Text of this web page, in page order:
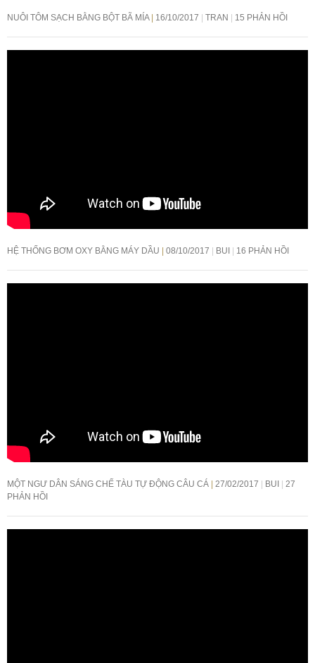
NUÔI TÔM SẠCH BẰNG BỘT BÃ MÍA 16/10/2017 TRAN 15 PHẢN HỒI
HỆ THỐNG BƠM OXY BẰNG MÁY DẦU 08/10/2017 BUI 16 PHẢN HỒI
MỘT NGƯ DÂN SÁNG CHẾ TÀU TỰ ĐỘNG CÂU CÁ 27/02/2017 BUI
27
PHẢN HỒI